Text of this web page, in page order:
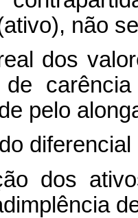
não
dos
pelo
dos